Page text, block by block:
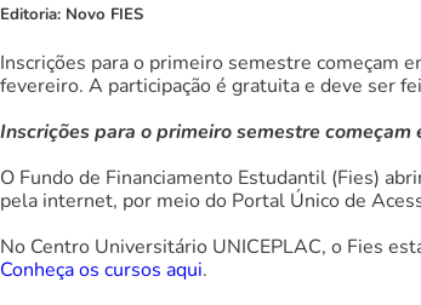
Editoria: Novo FIES
Inscrições para o primeiro semestre começam
fevereiro. A participação é gratuita e deve ser
Inscrições para o primeiro semestre começam
O Fundo de Financiamento Estudantil (Fies)
pela internet, por meio do Portal Único de
No Centro Universitário UNICEPLAC, o Fies
Conheça os cursos aqui.